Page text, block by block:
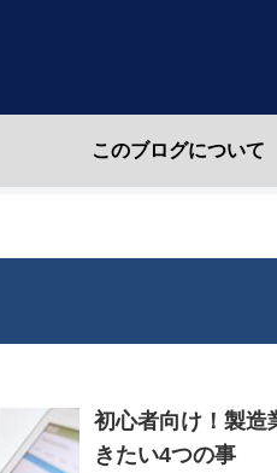
このブログについて
初心者向け！製造
きたい4つの事